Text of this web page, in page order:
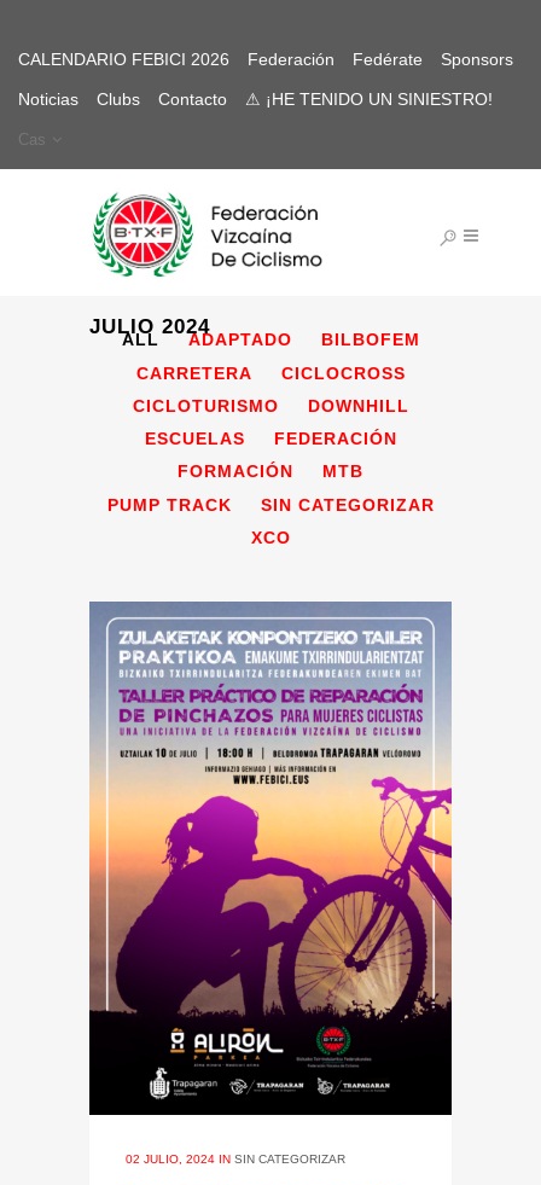
CALENDARIO FEBICI 2026 Federación Fedérate Sponsors
Noticias Clubs Contacto ⚠ ¡HE TENIDO UN SINIESTRO!
Cas
JULIO 2024
ALL ADAPTADO
BILBOFEM
CARRETERA
CICLOCROSS
CICLOTURISMO
DOWNHILL
ESCUELAS
FEDERACIÓN
FORMACIÓN
MTB
PUMP TRACK
SIN CATEGORIZAR
XCO
02 JULIO, 2024 IN SIN CATEGORIZAR